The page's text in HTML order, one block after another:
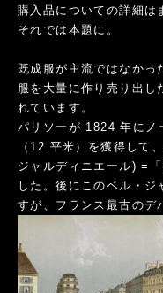
購入品についての詳細は
それでは本題に。
既成服が主流ではなかっ
服を大量に作り売り出し
れています。
パリソーが 1824 年にノ
（12 平米）を獲得して
ジャルディニエール) =
した。後にこのベル・ジ
すが、フランス最古のデ